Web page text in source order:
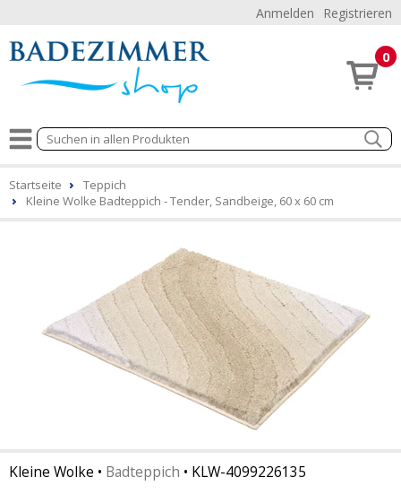
Anmelden Registrieren
0
Startseite
Teppich
Kleine Wolke Badteppich - Tender, Sandbeige, 60 x 60 cm
Kleine Wolke • Badteppich • KLW-4099226135